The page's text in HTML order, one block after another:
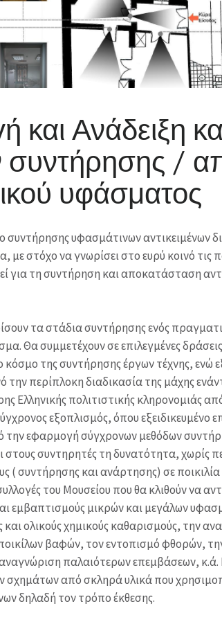
και Ανάδειξη
/
υφάσματος
συντήρησης υφασμάτινων αντικειμένων
με στόχο να γνωρίσει στο ευρύ κοινό τις
για τη συντήρηση και αποκατάσταση
τα στάδια συντήρησης ενός
Θα συμμετέχουν σε επιλεγμένες
της συντήρησης έργων τέχνης, ενώ
την περίπλοκη διαδικασία της μάχης
Ελληνικής πολιτιστικής κληρονομιάς
εξοπλισμός, όπου εξειδικευμένο
την εφαρμογή σύγχρονων μεθόδων
στους συντηρητές τη δυνατότητα, χωρίς
( συντήρησης και ανάρτησης) σε
του Μουσείου που θα κλιθούν να
εμβαπτισμούς μικρών και μεγάλων
και ολικούς χημικούς καθαρισμούς, την
βαφών, τον εντοπισμό φθορών,
αναγνώριση παλαιότερων επεμβάσεων,
από σκληρά υλικά που
δηλαδή τον τρόπο έκθεσης.